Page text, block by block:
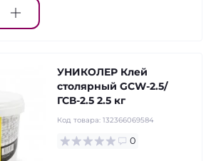
УНИКОЛЕР Клей
столярный GCW-2.5/
ГСВ-2.5 2.5 кг
Код товара: 132366069584
0